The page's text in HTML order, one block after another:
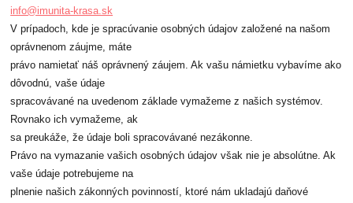
info@imunita-krasa.sk
V prípadoch, kde je spracúvanie osobných údajov založené na našom
oprávnenom záujme, máte
právo namietať náš oprávnený záujem. Ak vašu námietku vybavíme ako
dôvodnú, vaše údaje
spracovávané na uvedenom základe vymažeme z našich systémov.
Rovnako ich vymažeme, ak
sa preukáže, že údaje boli spracovávané nezákonne.
Právo na vymazanie vašich osobných údajov však nie je absolútne. Ak
vaše údaje potrebujeme na
plnenie našich zákonných povinností, ktoré nám ukladajú daňové